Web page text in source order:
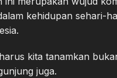
kehidupan sehari-
kita tanamkan
juga.